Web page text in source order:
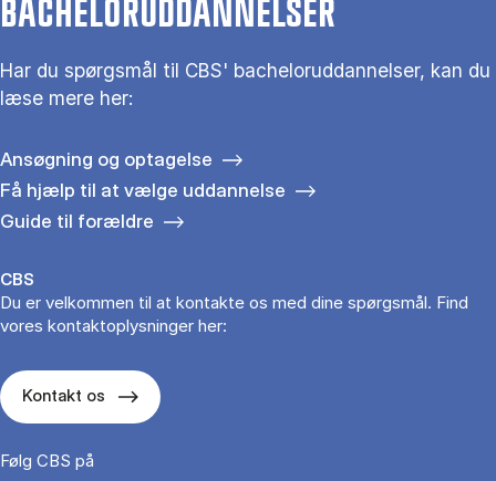
BACHELORUDDANNELSER
Har du spørgsmål til CBS' bacheloruddannelser, kan du
læse mere her:
Ansøgning og optagelse
Få hjælp til at vælge uddannelse
Guide til forældre
CBS
Du er velkommen til at kontakte os med dine spørgsmål. Find
vores kontaktoplysninger her:
Kontakt os
Følg CBS på